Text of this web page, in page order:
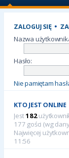
ZALOGUJ SIĘ•
Nazwa
Hasło:
Nie pamiętam
KTO JEST ONLINE
Jest182
177 gości (wg
Najwięcej
11:56